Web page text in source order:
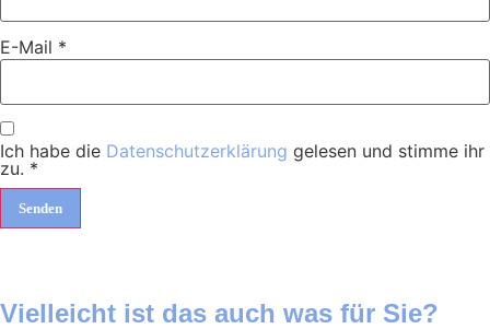
E-Mail *
Ich habe die Datenschutzerklärung gelesen und stimme ihr
zu. *
Vielleicht ist das auch was für Sie?